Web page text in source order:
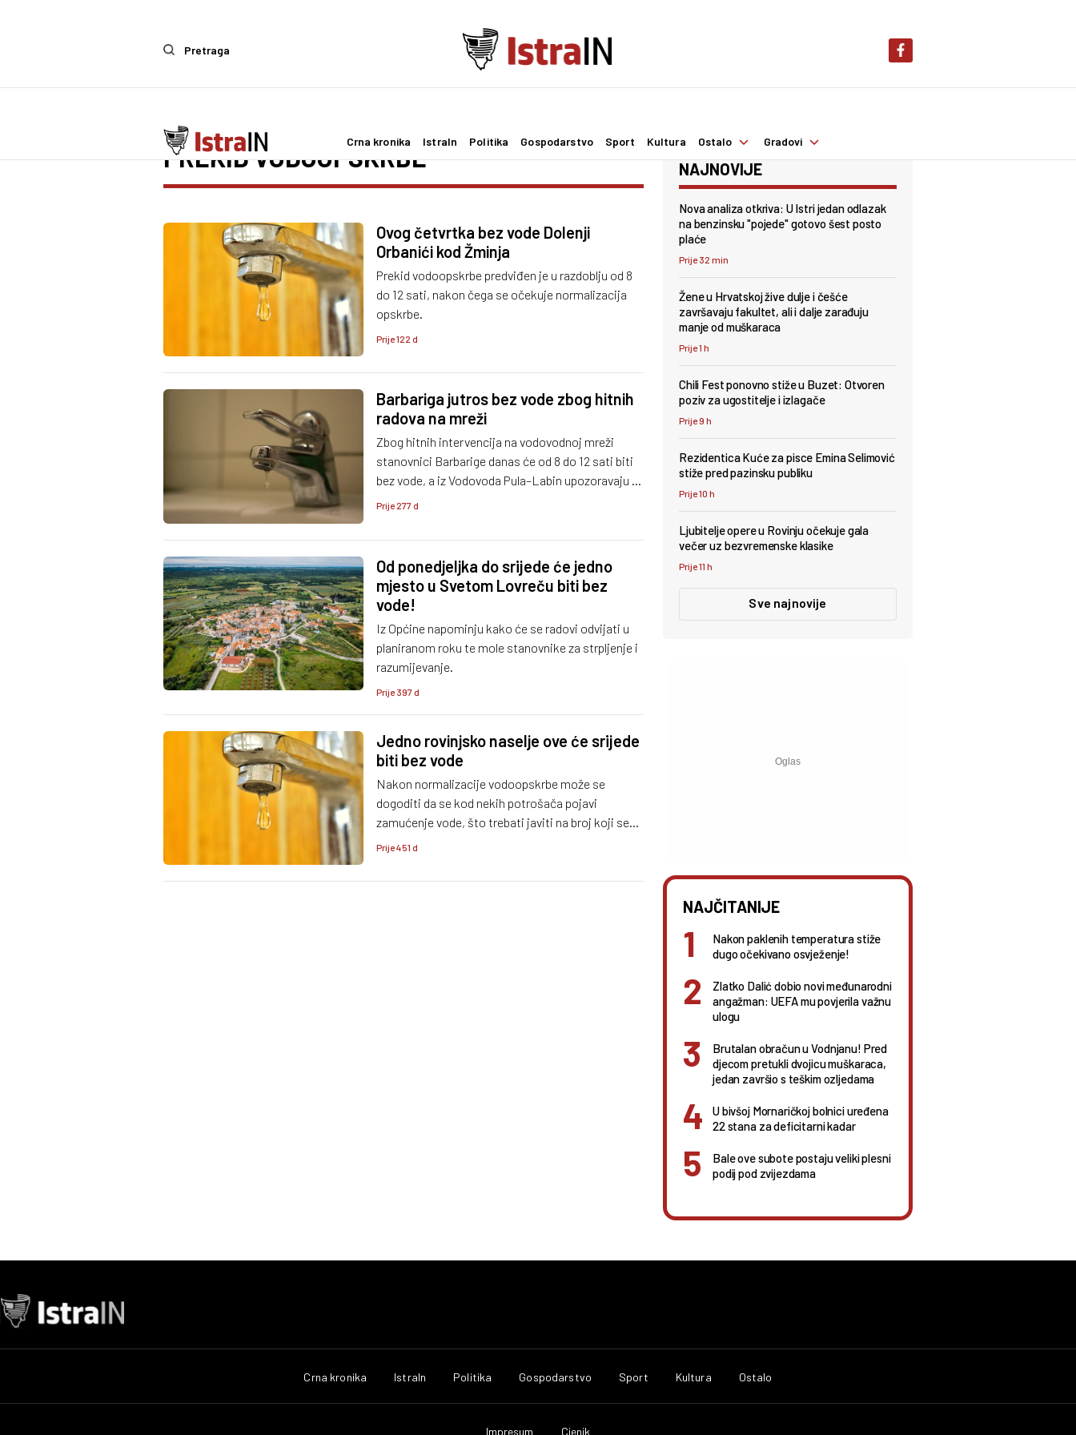
Pretraga
Crna kronika IstraIn Politika Gospodarstvo Sport Kultura Ostalo Gradovi
PREKID VODOOPSKRBE
Ovog četvrtka bez vode Dolenji
Orbanići kod Žminja
Prekid vodoopskrbe predviđen je u razdoblju od 8
do 12 sati, nakon čega se očekuje normalizacija
opskrbe.
Prije 122 d
Barbariga jutros bez vode zbog hitnih
radova na mreži
Zbog hitnih intervencija na vodovodnoj mreži
stanovnici Barbarige danas će od 8 do 12 sati biti
bez vode, a iz Vodovoda Pula–Labin upozoravaju i
na moguće kratkotrajno zamućenje po ponovnom
Prije 277 d
Od ponedjeljka do srijede će jedno
mjesto u Svetom Lovreču biti bez
vode!
Iz Općine napominju kako će se radovi odvijati u
planiranom roku te mole stanovnike za strpljenje i
razumijevanje.
Prije 397 d
Jedno rovinjsko naselje ove će srijede
biti bez vode
Nakon normalizacije vodoopskrbe može se
dogoditi da se kod nekih potrošača pojavi
zamućenje vode, što trebati javiti na broj koji se
nalazi u članku.
Prije 451 d
NAJNOVIJE
Nova analiza otkriva: U Istri jedan odlazak
na benzinsku "pojede" gotovo šest posto
plaće
Prije 32 min
Žene u Hrvatskoj žive dulje i češće
završavaju fakultet, ali i dalje zarađuju
manje od muškaraca
Prije 1 h
Chili Fest ponovno stiže u Buzet: Otvoren
poziv za ugostitelje i izlagače
Prije 9 h
Rezidentica Kuće za pisce Emina Selimović
stiže pred pazinsku publiku
Prije 10 h
Ljubitelje opere u Rovinju očekuje gala
večer uz bezvremenske klasike
Prije 11 h
Sve najnovije
NAJČITANIJE
Nakon paklenih temperatura stiže
dugo očekivano osvježenje!
Zlatko Dalić dobio novi međunarodni
angažman: UEFA mu povjerila važnu
ulogu
Brutalan obračun u Vodnjanu! Pred
djecom pretukli dvojicu muškaraca,
jedan završio s teškim ozljedama
U bivšoj Mornaričkoj bolnici uređena
22 stana za deficitarni kadar
Bale ove subote postaju veliki plesni
podij pod zvijezdama
Crna kronika IstraIn Politika Gospodarstvo Sport Kultura Ostalo
Impresum Cjenik